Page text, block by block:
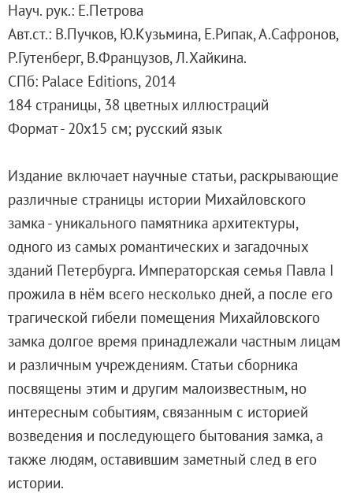
О билетах, льготах и услугах
Правила покупки и возврата билетов
Правила посещения музея
Высказать мнение / Сообщить о проблеме
Экскурсии
Лекции и абонементы
Лекции
Абонементы
Доступный музей
Программы и мероприятия
Социально-культурные проекты
Для СМИ
О Музее
О музее
Генеральный директор
Дирекция
Дворцы и сады
Михайловский дворец
Корпус Бенуа
Науч. рук.: Е.Петрова
Авт.ст.: В.Пучков, Ю.Кузьмина, Е.Рипак, А.Сафронов,
Р.Гутенберг, В.Французов, Л.Хайкина.
СПб: Palace Editions, 2014
184 страницы, 38 цветных иллюстраций
Формат - 20х15 см; русский язык
Издание включает научные статьи, раскрывающие
различные страницы истории Михайловского
замка - уникального памятника архитектуры,
одного из самых романтических и загадочных
зданий Петербурга. Императорская семья Павла I
прожила в нём всего несколько дней, а после его
трагической гибели помещения Михайловского
замка долгое время принадлежали частным лицам
и различным учреждениям. Статьи сборника
посвящены этим и другим малоизвестным, но
интересным событиям, связанным с историей
возведения и последующего бытования замка, а
также людям, оставившим заметный след в его
истории.